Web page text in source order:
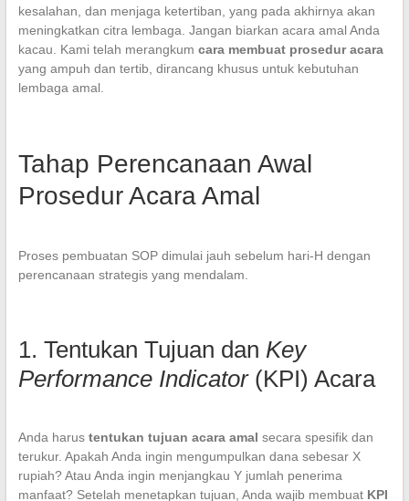
kesalahan, dan menjaga ketertiban, yang pada akhirnya akan
meningkatkan citra lembaga. Jangan biarkan acara amal Anda
kacau. Kami telah merangkum cara membuat prosedur acara
yang ampuh dan tertib, dirancang khusus untuk kebutuhan
lembaga amal.
Tahap Perencanaan Awal
Prosedur Acara Amal
Proses pembuatan SOP dimulai jauh sebelum hari-H dengan
perencanaan strategis yang mendalam.
1. Tentukan Tujuan dan Key
Performance Indicator(KPI) Acara
Anda harus tentukan tujuan acara amal secara spesifik dan
terukur. Apakah Anda ingin mengumpulkan dana sebesar X
rupiah? Atau Anda ingin menjangkau Y jumlah penerima
manfaat? Setelah menetapkan tujuan, Anda wajib membuat KPI